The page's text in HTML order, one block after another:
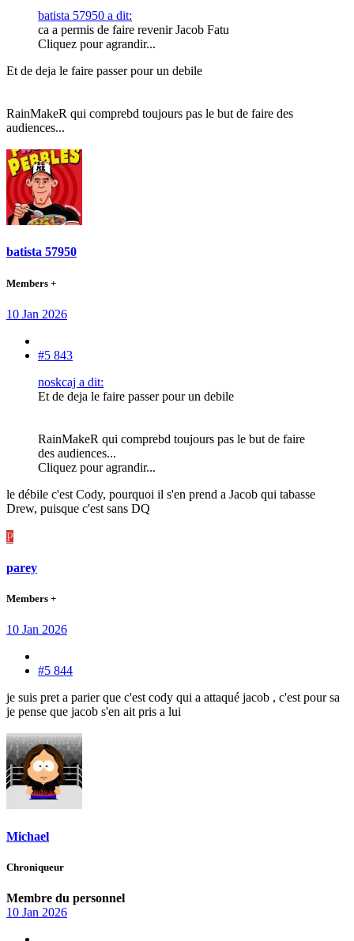
batista 57950 a dit:
ca a permis de faire revenir Jacob Fatu
Cliquez pour agrandir...
Et de deja le faire passer pour un debile
RainMakeR qui comprebd toujours pas le but de faire des
audiences...
batista 57950
Members +
10 Jan 2026
#5 843
noskcaj a dit:
Et de deja le faire passer pour un debile
RainMakeR qui comprebd toujours pas le but de faire
des audiences...
Cliquez pour agrandir...
le débile c'est Cody, pourquoi il s'en prend a Jacob qui tabasse
Drew, puisque c'est sans DQ
P
parey
Members +
10 Jan 2026
#5 844
je suis pret a parier que c'est cody qui a attaqué jacob , c'est pour sa
je pense que jacob s'en ait pris a lui
Michael
Chroniqueur
Membre du personnel
10 Jan 2026